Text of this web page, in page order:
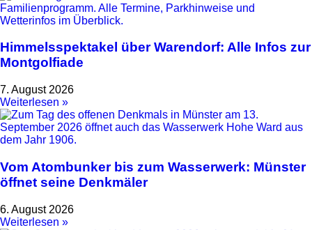
Himmelsspektakel über Warendorf: Alle Infos zur
Montgolfiade
7. August 2026
Weiterlesen »
Vom Atombunker bis zum Wasserwerk: Münster
öffnet seine Denkmäler
6. August 2026
Weiterlesen »